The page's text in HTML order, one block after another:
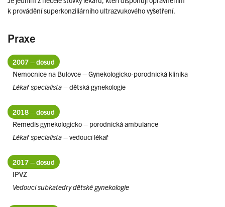
k provádění superkonziliárního ultrazvukového vyšetření.
Praxe
2007 – dosud
Nemocnice na Bulovce – Gynekologicko-porodnická klinika
Lékař specialista– dětská gynekologie
2018 – dosud
Remedis gynekologicko – porodnická ambulance
Lékař specialista– vedoucí lékař
2017 – dosud
IPVZ
Vedoucí subkatedry dětské gynekologie